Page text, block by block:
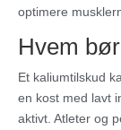
optimere
Hvem
Et kaliumtilskud
en kost med lavt
aktivt. Atleter og